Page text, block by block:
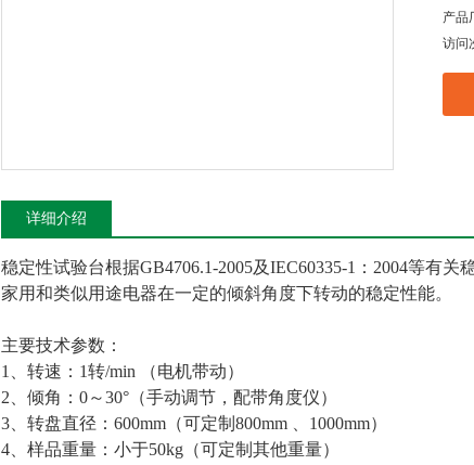
产品
访问
详细介绍
稳定性试验台根据GB4706.1-2005及IEC60335-1：2004等有
家用和类似用途电器在一定的倾斜角度下转动的稳定性能。
主要技术参数：
1、转速：1转/min （电机带动）
2、倾角：0～30°（手动调节，配带角度仪）
3、转盘直径：600mm（可定制800mm 、1000mm）
4、样品重量：小于50kg（可定制其他重量）